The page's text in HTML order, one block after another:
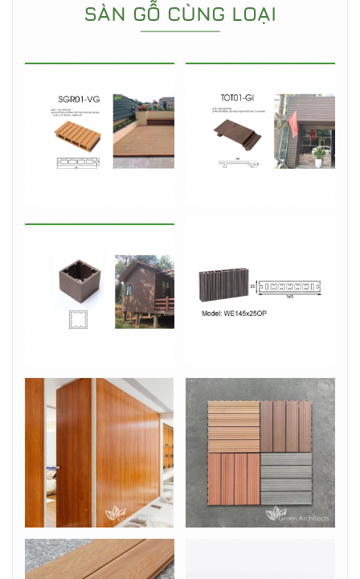
SÀN GỖ CÙNG LOẠI